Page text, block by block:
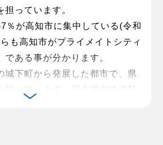
っています。
％が高知市に集中している(令和
も高知市がプライメイトシティ
である事が分かります。
城下町から発展した都市で、県
持っています。日本国内で酒類